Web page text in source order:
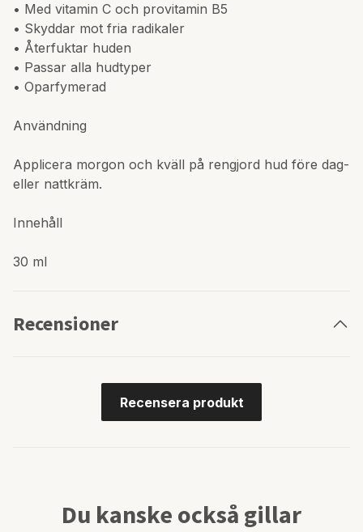
• Med vitamin C och provitamin B5
• Skyddar mot fria radikaler
• Återfuktar huden
• Passar alla hudtyper
• Oparfymerad
Användning
Applicera morgon och kväll på rengjord hud före dag-
eller nattkräm.
Innehåll
30 ml
Recensioner
Recensera produkt
Du kanske också gillar